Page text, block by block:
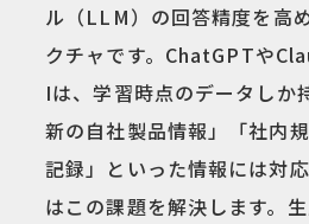
ル（LLM）の回答精度を高
クチャです。ChatGPTや
Iは、学習時点のデータしか
新の自社製品情報」「社内
記録」といった情報には対
はこの課題を解決します。